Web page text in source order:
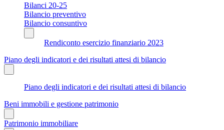
Bilanci 20-25
Bilancio preventivo
Bilancio consuntivo
Rendiconto esercizio finanziario 2023
Piano degli indicatori e dei risultati attesi di bilancio
Piano degli indicatori e dei risultati attesi di bilancio
Beni immobili e gestione patrimonio
Patrimonio immobiliare